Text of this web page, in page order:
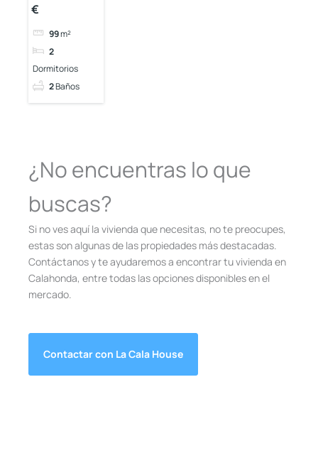
€
99m²
2
Dormitorios
2Baños
¿No encuentras lo que
buscas?
Si no ves aquí la vivienda que necesitas, no te preocupes,
estas son algunas de las propiedades más destacadas.
Contáctanos y te ayudaremos a encontrar tu vivienda en
Calahonda, entre todas las opciones disponibles en el
mercado.
Contactar con La Cala House